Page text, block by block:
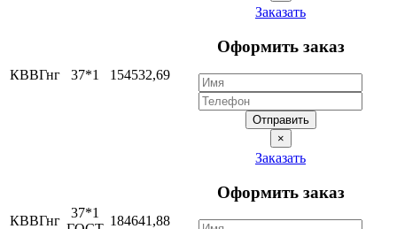
КВВГнг 37*1 154532,69
Заказать
Оформить заказ
Отправить
×
КВВГнг
37*1
184641,88
Заказать
Оформить заказ